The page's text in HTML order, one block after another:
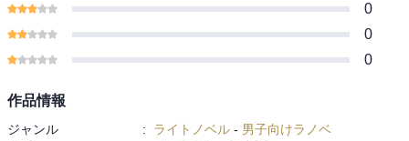
0
0
0
作品情報
ジャンル : ライトノベル - 男子向けラノベ